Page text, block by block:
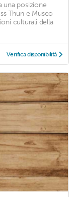
una posizione
Thun e Museo
culturali della
Verifica disponibilità